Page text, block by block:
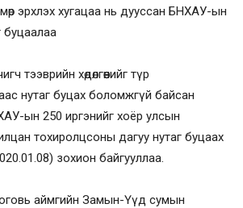
эрхлэх хугацаа нь дууссан БНХАУ-ын
буцаалаа
тээврийн хөдөлгөөнийг түр
нутаг буцах боломжгүй байсан
ын 250 иргэнийг хоёр улсын
тохиролцсоны дагуу нутаг буцаах
зохион байгууллаа.
аймгийн Замын-Үүд сумын